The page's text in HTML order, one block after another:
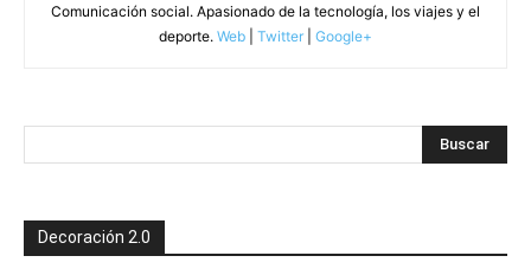
Comunicación social. Apasionado de la tecnología, los viajes y el
deporte. Web Twitter Google+
Decoración 2.0